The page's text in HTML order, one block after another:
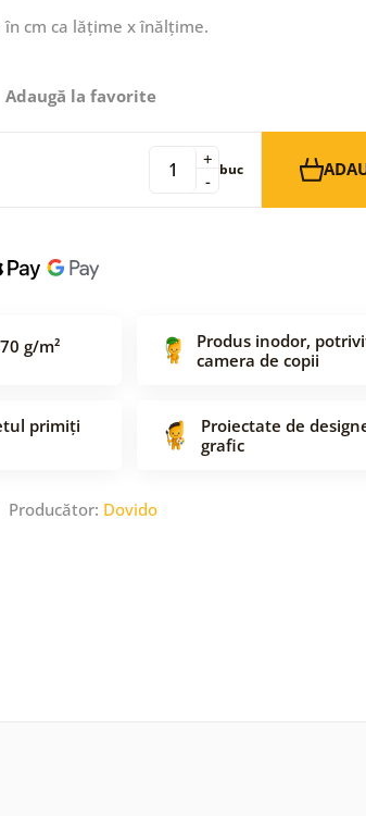
cm ca lățime x înălțime.
Adaugă la favorite
-
+ buc
g/m²
Produs inodor,
camera de copii
primiți
Proiectate de
grafic
Producător: Dovido